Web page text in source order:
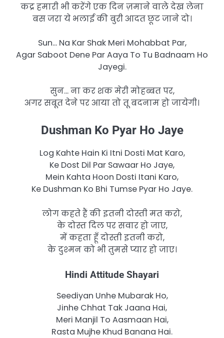
कद्र हमारी भी करेंगे एक दिन ज़माने वाले देख लेना
बस जरा ये भलाई की बुरी आदत छूट जाने दो।
Sun… Na Kar Shak Meri Mohabbat Par,
Agar Saboot Dene Par Aaya To Tu Badnaam Ho
Jayegi.
सुन… ना कर शक मेरी मोहब्बत पर,
अगर सबूत देने पर आया तो तू बदनाम हो जायेगी।
Dushman Ko Pyar Ho Jaye
Log Kahte Hain Ki Itni Dosti Mat Karo,
Ke Dost Dil Par Sawaar Ho Jaye,
Mein Kahta Hoon Dosti Itani Karo,
Ke Dushman Ko Bhi Tumse Pyar Ho Jaye.
लोग कहते हैं की इतनी दोस्ती मत करो,
के दोस्त दिल पर सवार हो जाए,
में कहता हूँ दोस्ती इतनी करो,
के दुश्मन को भी तुमसे प्यार हो जाए।
Hindi Attitude Shayari
Seediyan Unhe Mubarak Ho,
Jinhe Chhat Tak Jaana Hai,
Meri Manjil To Aasmaan Hai,
Rasta Mujhe Khud Banana Hai.